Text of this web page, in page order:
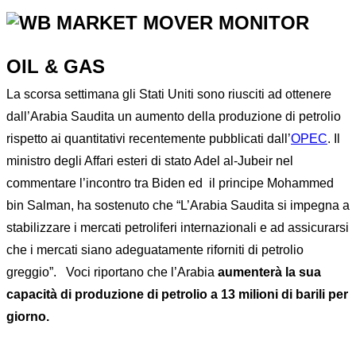
OIL & GAS
La scorsa settimana gli Stati Uniti sono riusciti ad ottenere
dall’Arabia Saudita un aumento della produzione di petrolio
rispetto ai quantitativi recentemente pubblicati dall’OPEC. Il
ministro degli Affari esteri di stato Adel al-Jubeir nel
commentare l’incontro tra Biden ed il principe Mohammed
bin Salman, ha sostenuto che “L’Arabia Saudita si impegna a
stabilizzare i mercati petroliferi internazionali e ad assicurarsi
che i mercati siano adeguatamente riforniti di petrolio
greggio”. Voci riportano che l’Arabia aumenterà la sua
capacità di produzione di petrolio a 13 milioni di barili per
giorno.